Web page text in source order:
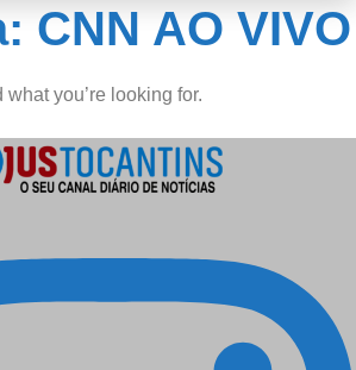
CNN AO VIVO
what you’re looking for.